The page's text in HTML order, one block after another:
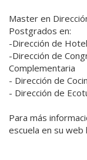
Master en
Postgrados en:
-Dirección de
-Dirección de
Complementaria
- Dirección de
- Dirección de
Para más
escuela en su